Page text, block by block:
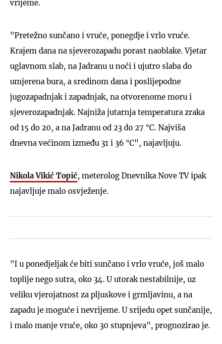
vrijeme.
"Pretežno sunčano i vruće, ponegdje i vrlo vruće.
Krajem dana na sjeverozapadu porast naoblake. Vjetar
uglavnom slab, na Jadranu u noći i ujutro slaba do
umjerena bura, a sredinom dana i poslijepodne
jugozapadnjak i zapadnjak, na otvorenome moru i
sjeverozapadnjak. Najniža jutarnja temperatura zraka
od 15 do 20, a na Jadranu od 23 do 27 °C. Najviša
dnevna većinom između 31 i 36 °C", najavljuju.
Nikola Vikić Topić, meterolog Dnevnika Nove TV ipak
najavljuje malo osvježenje.
"I u ponedjeljak će biti sunčano i vrlo vruće, još malo
toplije nego sutra, oko 34. U utorak nestabilnije, uz
veliku vjerojatnost za pljuskove i grmljavinu, a na
zapadu je moguće i nevrijeme. U srijedu opet sunčanije,
i malo manje vruće, oko 30 stupnjeva", prognozirao je.